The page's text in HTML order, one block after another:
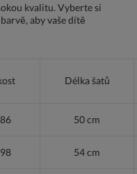
kvalitu. Vyberte si
aby vaše dítě
Délka šatů
50 cm
54 cm